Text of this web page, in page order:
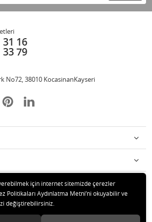
31 16
33 79
No72, 38010 KocasinanKayseri
Sandalye Mağazası Tüm hakları saklıdır.
için internet sitemizde çerezler
Politikaları Aydınlatma Metni’ni okuyabilir ve
değiştirebilirsiniz.